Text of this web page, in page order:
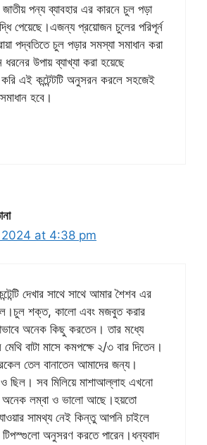
পন্য ব্যাবহার এর কারনে চুল পড়া
পেয়েছে।এজন্য প্রয়োজন চুলের পরিপূর্ন
পদ্বতিতে চুল পড়ার সমস্যা সমাধান করা
ধরনের উপায় ব্যাখ্যা করা হয়েছে
করি এই কন্টেন্টটি অনুসরন করলে সহজেই
হবে।
2024 at 4:38 pm
দেখার সাথে সাথে আমার শৈশব এর
শক্ত, কালো এবং মজবুত করার
অনেক কিছু করতেন। তার মধ্যে
বাটা মাসে কমপক্ষে ২/৩ বার দিতেন।
তেল বানাতেন আমাদের জন্য।
ছিল। সব মিলিয়ে মাশাআল্লাহ এখনো
লম্বা ও ভালো আছে।হয়তো
সামথ্য নেই কিন্তু আপনি চাইলে
টিপস্গুলো অনুসরণ করতে পারেন।ধন্যবাদ